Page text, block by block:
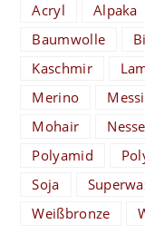
Acryl Alpaka
Baumwolle
Kaschmir
Merino
Mohair
Polyamid
Soja
Weißbronze